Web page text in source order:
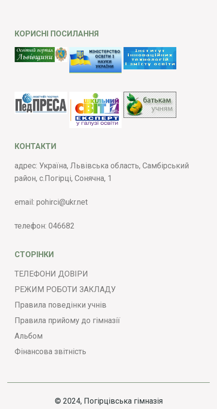
КОРИСНІ ПОСИЛАННЯ
КОНТАКТИ
адрес: Україна, Львівська область, Самбірський
район, с.Погірці, Сонячна, 1
email: pohirci@ukr.net
телефон: 046682
СТОРІНКИ
ТЕЛЕФОНИ ДОВІРИ
РЕЖИМ РОБОТИ ЗАКЛАДУ
Правила поведінки учнів
Правила прийому до гімназії
Альбом
Фінансова звітність
© 2024, Погірцівська гімназія